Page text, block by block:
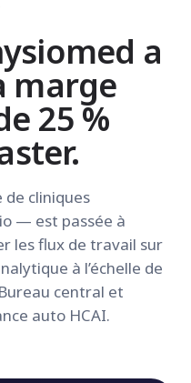
a
marge
25 %
cliniques
— est passée à
les flux de travail sur
à l’échelle de
central et
auto HCAI.